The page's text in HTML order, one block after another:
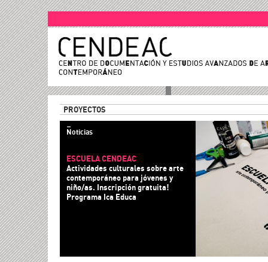
PROYECTOS
Noticias
ESCUELA CENDEAC
Actividades culturales sobre arte
contemporáneo para jóvenes y
niño/as. Inscripción gratuita!
Programa Ica Educa